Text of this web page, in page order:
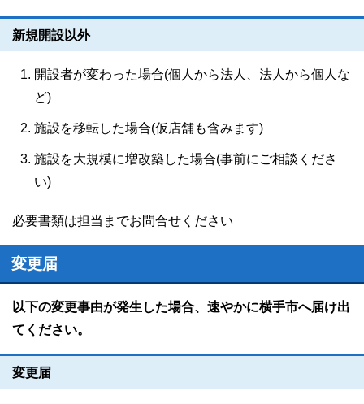
新規開設以外
開設者が変わった場合(個人から法人、法人から個人な
ど)
施設を移転した場合(仮店舗も含みます)
施設を大規模に増改築した場合(事前にご相談くださ
い)
必要書類は担当までお問合せください
変更届
以下の変更事由が発生した場合、速やかに横手市へ届け出
てください。
変更届